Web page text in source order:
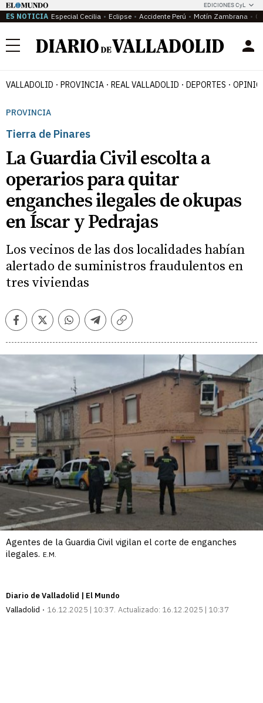
EDICIONES CyL
ES NOTICIA Especial Cecilia Eclipse Accidente Perú Motín Zambrana
Menú
VALLADOLID PROVINCIA REAL VALLADOLID DEPORTES
PROVINCIA
Tierra de Pinares
La Guardia Civil escolta a
operarios para quitar
enganches ilegales de okupas
en Íscar y Pedrajas
Los vecinos de las dos localidades habían
alertado de suministros fraudulentos en
tres viviendas
FacebookTwitterWhatsappTelegramCopiar
Agentes de la Guardia Civil vigilan el corte de enganches
ilegales. E.M.
Diario de Valladolid | El Mundo
Valladolid
16.12.2025 | 10:37 Actualizado: 16.12.2025 | 10:37